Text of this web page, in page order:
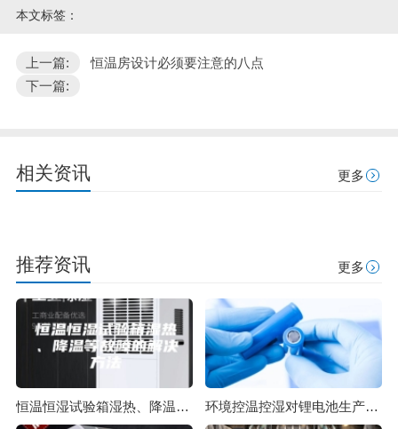
本文标签：
上一篇:
恒温房设计必须要注意的八点
下一篇:
相关资讯 更多
推荐资讯 更多
恒温恒湿试验箱湿热、降温等故障的解决方法 环境控温控湿对锂电池生产的重要性